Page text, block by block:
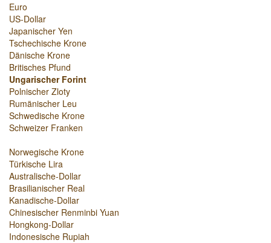
Euro
US-Dollar
Japanischer Yen
Tschechische Krone
Dänische Krone
Britisches Pfund
Ungarischer Forint
Polnischer Zloty
Rumänischer Leu
Schwedische Krone
Schweizer Franken
Norwegische Krone
Türkische Lira
Australische-Dollar
Brasilianischer Real
Kanadische-Dollar
Chinesischer Renminbi Yuan
Hongkong-Dollar
Indonesische Rupiah